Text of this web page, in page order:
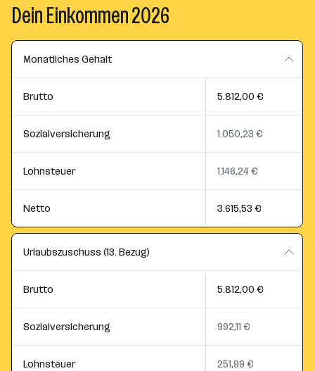
Dein Einkommen 2026
Monatliches Gehalt
Brutto 5.812,00 €
Sozialversicherung 1.050,23 €
Lohnsteuer 1.146,24 €
Netto 3.615,53 €
Urlaubszuschuss (13. Bezug)
Brutto 5.812,00 €
Sozialversicherung 992,11 €
Lohnsteuer 251,99 €